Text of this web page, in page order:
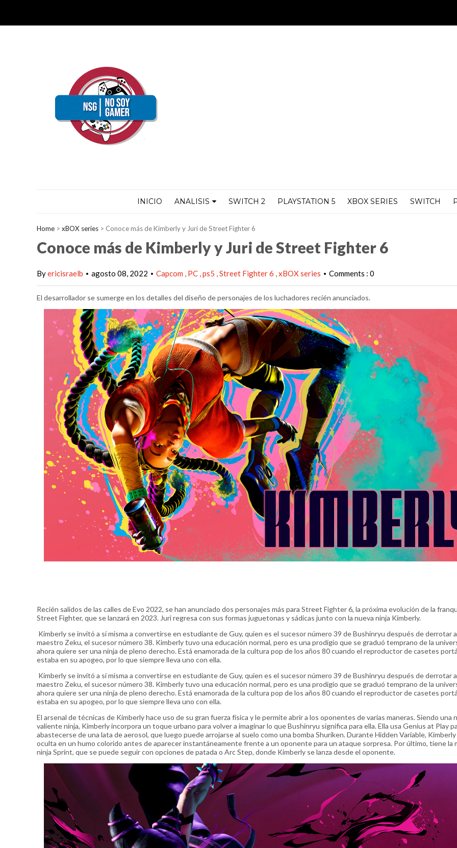
INICIO ANALISIS SWITCH 2 PLAYSTATION 5 XBOX SERIES SWITCH
Home > xBOX series > Conoce más de Kimberly y Juri de Street Fighter 6
Conoce más de Kimberly y Juri de Street Fighter 6
Byericisraelb • agosto 08, 2022 • Capcom PC ps5 Street Fighter 6 xBOX series • Comments : 0
El desarrollador se sumerge en los detalles del diseño de personajes de los luchadores recién anunciados.
Recién salidos de las calles de Evo 2022, se han anunciado dos personajes más para Street Fighter 6, la próxima evolución de la
Street Fighter, que se lanzará en 2023. Juri regresa con sus formas juguetonas y sádicas junto con la nueva ninja Kimberly.
Kimberly se invitó a sí misma a convertirse en estudiante de Guy, quien es el sucesor número 39 de Bushinryu después de derrotar
maestro Zeku, el sucesor número 38. Kimberly tuvo una educación normal, pero es una prodigio que se graduó temprano de la
ahora quiere ser una ninja de pleno derecho. Está enamorada de la cultura pop de los años 80 cuando el reproductor de casetes
estaba en su apogeo, por lo que siempre lleva uno con ella.
Kimberly se invitó a sí misma a convertirse en estudiante de Guy, quien es el sucesor número 39 de Bushinryu después de derrotar
maestro Zeku, el sucesor número 38. Kimberly tuvo una educación normal, pero es una prodigio que se graduó temprano de la
ahora quiere ser una ninja de pleno derecho. Está enamorada de la cultura pop de los años 80 cuando el reproductor de casetes
estaba en su apogeo, por lo que siempre lleva uno con ella.
El arsenal de técnicas de Kimberly hace uso de su gran fuerza física y le permite abrir a los oponentes de varias maneras. Siendo una
valiente ninja, Kimberly incorpora un toque urbano para volver a imaginar lo que Bushinryu significa para ella. Ella usa Genius at Play
abastecerse de una lata de aerosol, que luego puede arrojarse al suelo como una bomba Shuriken. Durante Hidden Variable,
oculta en un humo colorido antes de aparecer instantáneamente frente a un oponente para un ataque sorpresa. Por último, tiene la
ninja Sprint, que se puede seguir con opciones de patada o Arc Step, donde Kimberly se lanza desde el oponente.